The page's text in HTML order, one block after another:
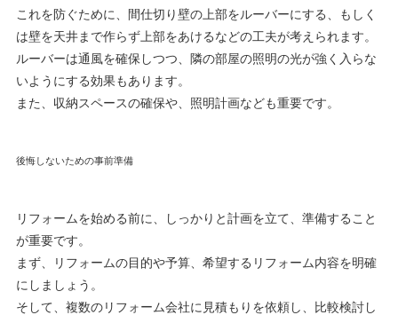
これを防ぐために、間仕切り壁の上部をルーバーにする、もしく
は壁を天井まで作らず上部をあけるなどの工夫が考えられます。
ルーバーは通風を確保しつつ、隣の部屋の照明の光が強く入らな
いようにする効果もあります。
また、収納スペースの確保や、照明計画なども重要です。
後悔しないための事前準備
リフォームを始める前に、しっかりと計画を立て、準備すること
が重要です。
まず、リフォームの目的や予算、希望するリフォーム内容を明確
にしましょう。
そして、複数のリフォーム会社に見積もりを依頼し、比較検討し